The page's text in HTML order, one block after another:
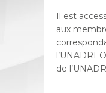
Il est
aux
de